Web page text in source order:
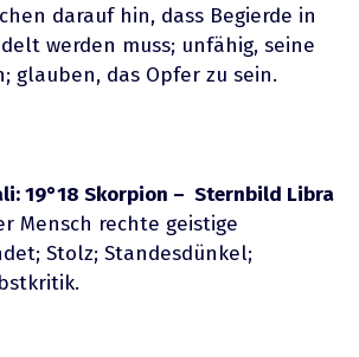
darauf hin, dass Begierde in
werden muss; unfähig, seine
glauben, das Opfer zu sein.
19°18 Skorpion – Sternbild Libra
Mensch rechte geistige
Stolz; Standesdünkel;